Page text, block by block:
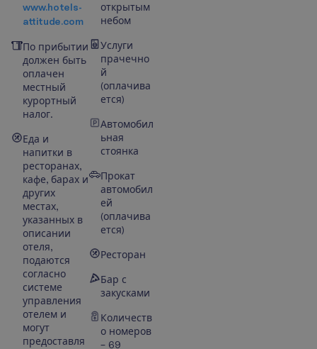
www.hotels-
attitude.com
По прибытии
должен быть
оплачен
местный
курортный
налог.
Еда и
напитки в
ресторанах,
кафе, барах и
других
местах,
указанных в
описании
отеля,
подаются
согласно
системе
управления
отелем и
могут
предоставля
открытым
небом
Услуги
прачечно
й
(оплачива
ется)
Автомобил
ьная
стоянка
Прокат
автомобил
ей
(оплачива
ется)
Ресторан
Бар с
закусками
Количеств
о номеров
– 69